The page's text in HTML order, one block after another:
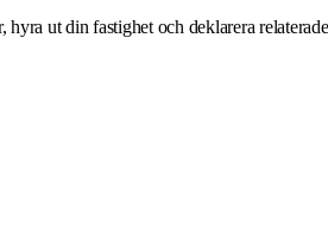
ut din fastighet och deklarera